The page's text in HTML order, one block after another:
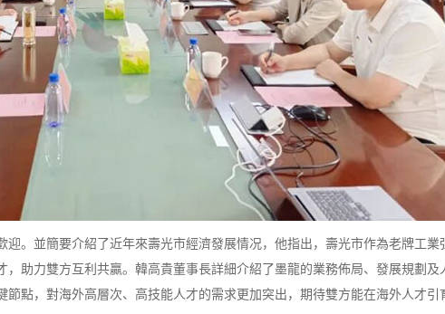
並簡要介紹了近年來壽光市經濟發展情况，他指出，壽光市作為老牌工業
助力雙方互利共贏。韓高貴董事長詳細介紹了墨龍的業務佈局、發展規劃
點，對海外高層次、高技能人才的需求更加突出，期待雙方能在海外人才